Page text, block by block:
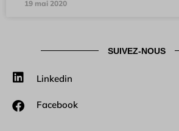
19 mai 2020
SUIVEZ-NOUS
Linkedin
Facebook